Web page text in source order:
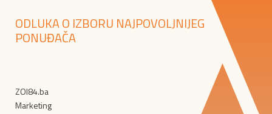
ODLUKA O IZBORU NAJPOVOLJNIJEG
PONUĐAČA
ZOI84.ba
Marketing